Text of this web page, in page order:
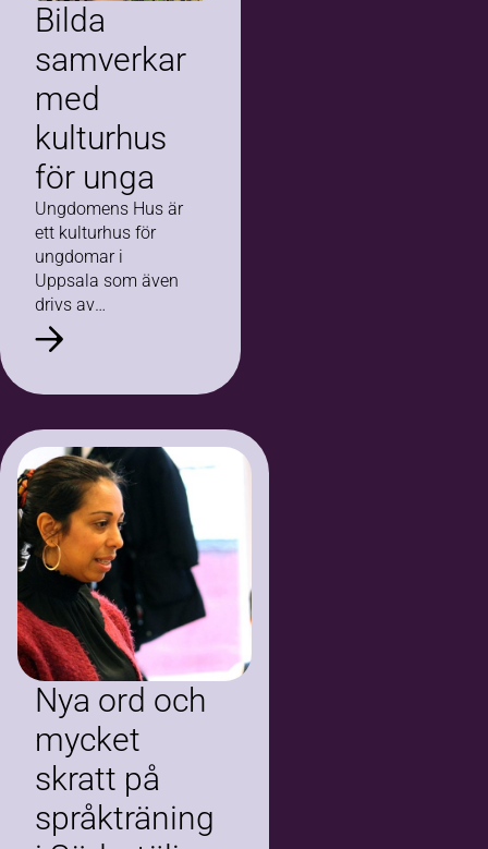
Bilda
samverkar
med
kulturhus
för unga
Ungdomens Hus är
ett kulturhus för
ungdomar i
Uppsala som även
drivs av
ungdomar. Sedan
ett par år
Ungdomens Hus
och Bilda. Bilda har
bland annat två
utrustade
replokaler i huset
som används…
Nya ord och
mycket
skratt på
språkträning